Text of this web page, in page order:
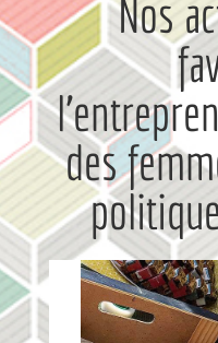
Nos
des